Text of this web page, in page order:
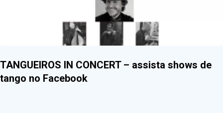
TANGUEIROS IN CONCERT – assista shows de
tango no Facebook